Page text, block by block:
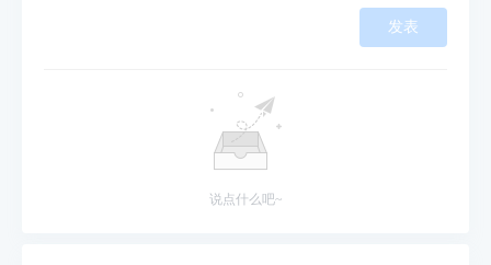
发表
说点什么吧~